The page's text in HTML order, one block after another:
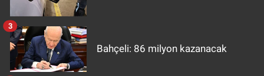
Bahçeli: 86 milyon kazanacak
3